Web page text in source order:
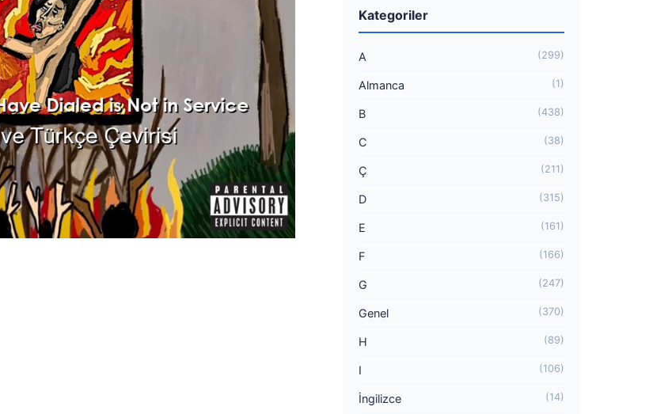
Kategoriler
A (299)
Almanca (1)
B (438)
C (38)
Ç (211)
D (315)
E (161)
F (166)
G (247)
Genel (370)
H (89)
I (106)
İngilizce (14)